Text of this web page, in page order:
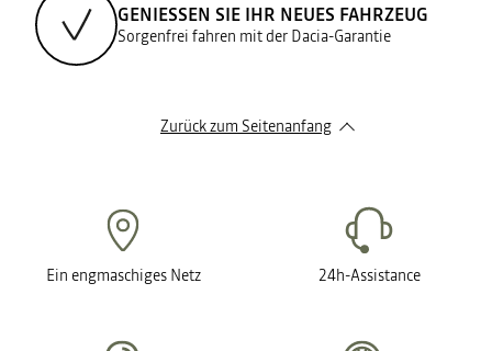
GENIESSEN SIE IHR NEUES FAHRZEUG
Sorgenfrei fahren mit der Dacia-Garantie
Zurück zum Seitenanfang
Ein engmaschiges Netz 24h-Assistance